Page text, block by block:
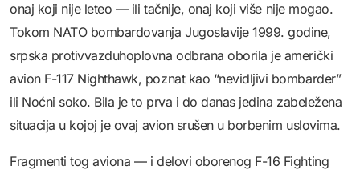
onaj koji nije leteo — ili tačnije, onaj koji više nije mogao.
Tokom NATO bombardovanja Jugoslavije 1999. godine,
srpska protivvazduhoplovna odbrana oborila je američki
avion F-117 Nighthawk, poznat kao “nevidljivi bombarder”
ili Noćni soko. Bila je to prva i do danas jedina zabeležena
situacija u kojoj je ovaj avion srušen u borbenim uslovima.
Fragmenti tog aviona — i delovi oborenog F-16 Fighting